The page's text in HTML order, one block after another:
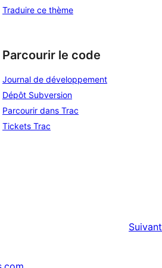
Traduire ce thème
Parcourir le code
Journal de développement
Dépôt Subversion
Parcourir dans Trac
Tickets Trac
Suivant